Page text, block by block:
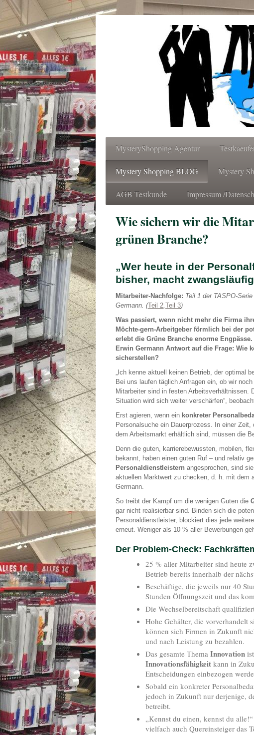
MysteryShopping Agentur
Mystery Shopping BLOG Mystery
AGB Testkunde Impressum /
Wie sichern wir die
grünen Branche?
„Wer heute in der
bisher, macht
Mitarbeiter-Nachfolge: Teil 1 der TASPO-
Germann. (Teil 2,Teil 3)
Was passiert, wenn nicht mehr die Firma
Möchte-gern-Arbeitgeber förmlich bei der
erlebt die Grüne Branche enorme
Erwin Germann Antwort auf die Frage: Wie
sicherstellen?
„Ich kenne aktuell keinen Betrieb, der optimal
Bei uns laufen täglich Anfragen ein, ob wir
Mitarbeiter sind in festen Arbeitsverhältnissen.
Situation wird sich weiter verschärfen“,
Erst agieren, wenn ein konkreter
Personalsuche ein Dauerprozess. In einer
dem Arbeitsmarkt erhältlich sind, müssen die
Denn die guten, karrierebewussten, mobilen,
bekannt, haben einen guten Ruf – und relativ
Personaldienstleistern angesprochen, sind
aktuellen Marktwert zu checken, d. h. mit dem
Germann.
So treibt der Kampf um die wenigen Guten die
gar nicht realisierbar sind. Binden sich die
Personaldienstleister, blockiert dies jede
erneut. Weniger als 10 % aller Bewerbungen
Der Problem-Check:
25 % aller Mitarbeiter sind heute
Betrieb bereits innerhalb der
Beschäftige, die jeweils nur 40
Stunden Öffnungszeit und das
Die Wechselbereitschaft
Hohe Gehälter, die vorverhandelt
können sich Firmen in Zukunft
und nach Leistung zu bezahlen.
Das gesamte Thema Innovation
Innovationsfähigkeit kann in
Entscheidungen einbezogen
Sobald ein konkreter
jedoch in Zukunft nur derjenige,
betreibt.
„Kennst du einen, kennst du
vielfach auch Quereinsteiger das